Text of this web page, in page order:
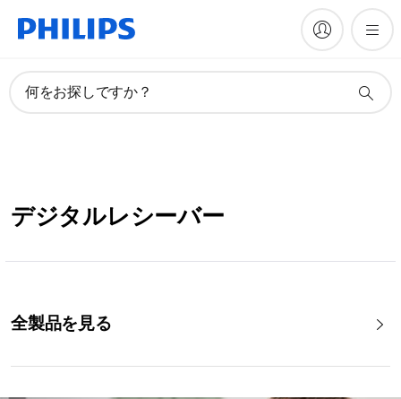
何をお探しですか？
デジタルレシーバー
全製品を見る